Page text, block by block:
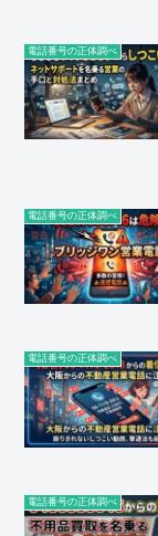
電話番号の正体調べ
電話番号の正体調べ
電話番号の正体調べ
電話番号の正体調べ